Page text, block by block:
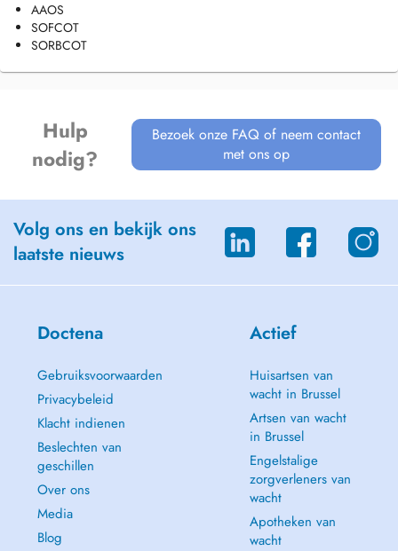
AAOS
SOFCOT
SORBCOT
Hulp
nodig?
Bezoek onze FAQ of neem contact
met ons op
Volg ons en bekijk ons
laatste nieuws
Doctena
Gebruiksvoorwaarden
Privacybeleid
Klacht indienen
Beslechten van
geschillen
Over ons
Media
Blog
Actief
Huisartsen van
wacht in Brussel
Artsen van wacht
in Brussel
Engelstalige
zorgverleners van
wacht
Apotheken van
wacht